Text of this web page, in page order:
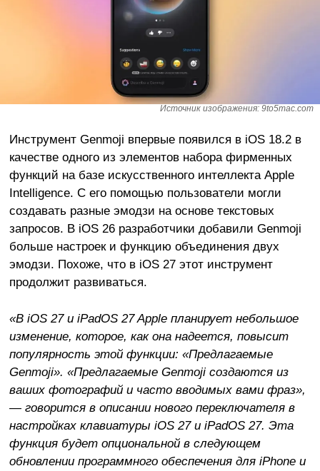
Источник изображения: 9to5mac.com
Инструмент Genmoji впервые появился в iOS 18.2 в
качестве одного из элементов набора фирменных
функций на базе искусственного интеллекта Apple
Intelligence. С его помощью пользователи могли
создавать разные эмодзи на основе текстовых
запросов. В iOS 26 разработчики добавили Genmoji
больше настроек и функцию объединения двух
эмодзи. Похоже, что в iOS 27 этот инструмент
продолжит развиваться.
«В iOS 27 и iPadOS 27 Apple планирует небольшое
изменение, которое, как она надеется, повысит
популярность этой функции: «Предлагаемые
Genmoji». «Предлагаемые Genmoji создаются из
ваших фотографий и часто вводимых вами фраз»,
— говорится в описании нового переключателя в
настройках клавиатуры iOS 27 и iPadOS 27. Эта
функция будет опциональной в следующем
обновлении программного обеспечения для iPhone и